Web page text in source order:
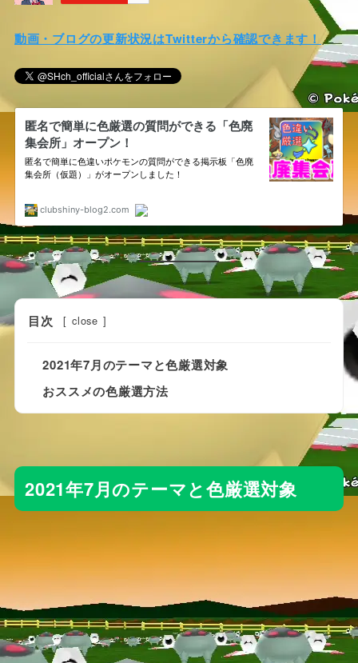
動画・ブログの更新状況はTwitterから確認できます！
目次 [ close ]
2021年7月のテーマと色厳選対象
おススメの色厳選方法
2021年7月のテーマと色厳選対象